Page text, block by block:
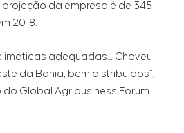
da empresa é de 345
2018.
adequadas… Choveu
da Bahia, bem distribuídos”,
Global Agribusiness Forum